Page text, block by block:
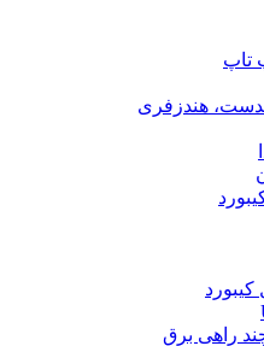
تاپ
هندزفری
کیبورد
راهی برق